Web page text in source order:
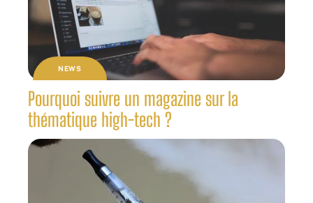
NEWS
Pourquoi suivre un magazine sur la
thématique high-tech ?